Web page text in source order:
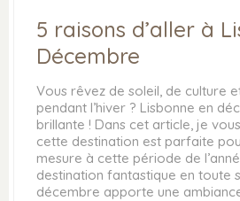
5 raisons d’aller à
Décembre
Vous rêvez de soleil, de culture
pendant l’hiver ? Lisbonne en
brillante ! Dans cet article, je
cette destination est parfaite
mesure à cette période de
destination fantastique en toute
décembre apporte une